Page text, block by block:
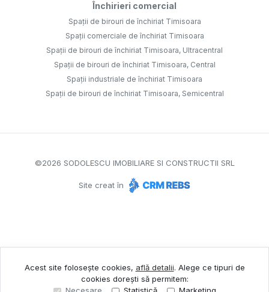
Închirieri comercial
Spații de birouri de închiriat Timisoara
Spații comerciale de închiriat Timisoara
Spații de birouri de închiriat Timisoara, Ultracentral
Spații de birouri de închiriat Timisoara, Central
Spații industriale de închiriat Timisoara
Spații de birouri de închiriat Timisoara, Semicentral
©2026 SODOLESCU IMOBILIARE SI CONSTRUCTII SRL
Site creat în
Acest site folosește cookies, află detalii. Alege ce tipuri de
cookies dorești să permitem: